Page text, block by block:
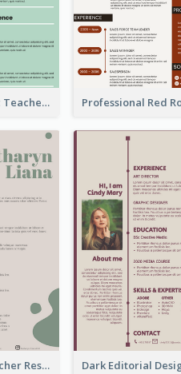
Green Infographic Teacher Resume
Simple Green Teacher Resume